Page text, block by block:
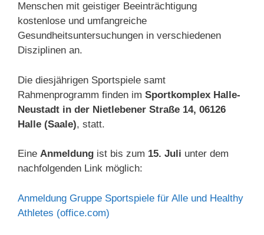
Menschen mit geistiger Beeinträchtigung
kostenlose und umfangreiche
Gesundheitsuntersuchungen in verschiedenen
Disziplinen an.
Die diesjährigen Sportspiele samt
Rahmenprogramm finden im Sportkomplex Halle-
Neustadt in der Nietlebener Straße 14, 06126
Halle (Saale), statt.
Eine Anmeldung ist bis zum 15. Juli unter dem
nachfolgenden Link möglich:
Anmeldung Gruppe Sportspiele für Alle und Healthy
Athletes (office.com)